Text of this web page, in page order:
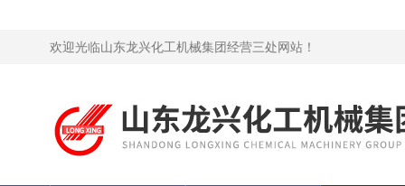
欢迎光临山东龙兴化工机械集团经营三处网站！